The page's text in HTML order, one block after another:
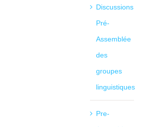
Discussions
Pré-
Assemblée
des
groupes
linguistiques
Pre-